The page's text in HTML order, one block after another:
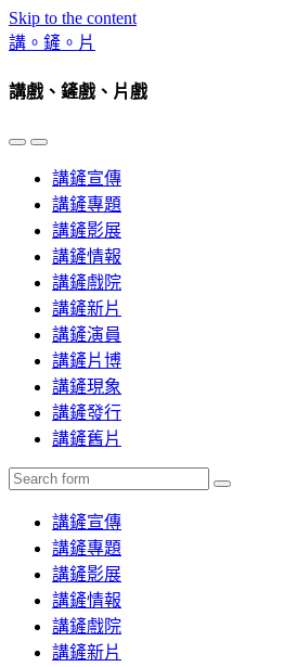
Skip to the content
講。鏟。片
講戲、鏟戲、片戲
Toggle
mobile
Toggle
search
field
講鏟宣傳
講鏟專題
講鏟影展
講鏟情報
講鏟戲院
講鏟新片
講鏟演員
講鏟片博
講鏟現象
講鏟發行
講鏟舊片
Search
講鏟宣傳
講鏟專題
講鏟影展
講鏟情報
講鏟戲院
講鏟新片